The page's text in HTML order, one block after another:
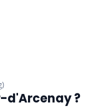
d'Arcenay ?